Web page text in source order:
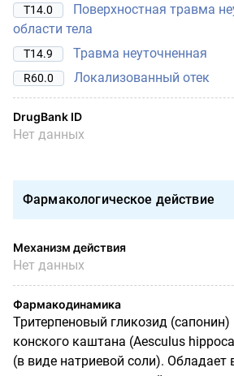
T14.0
Поверхностная травма
области тела
T14.9 Травма неуточненная
R60.0 Локализованный отек
DrugBank ID
Нет данных
Фармакологическое действие
Механизм действия
Нет данных
Фармакодинамика
Тритерпеновый гликозид
конского каштана (Aesculus
(в виде натриевой соли).